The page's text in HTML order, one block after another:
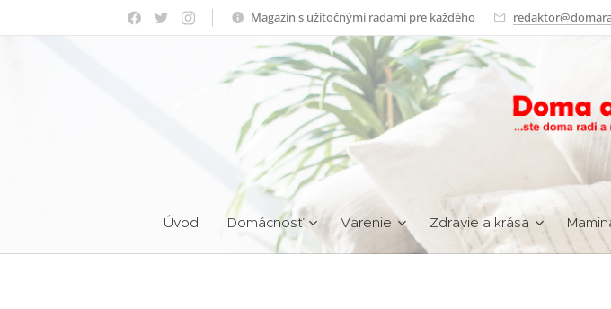
Magazín s užitočnými radami pre každého
Úvod Domácnosť Varenie Zdravie a krása